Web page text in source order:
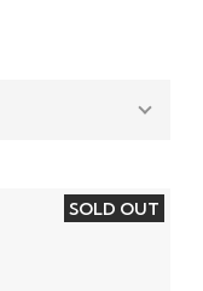
SOLD OUT